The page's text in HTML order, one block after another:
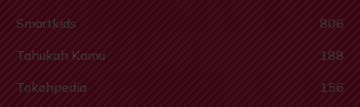
Smartkids
806
Tahukah Kamu
188
Tokohpedia
156